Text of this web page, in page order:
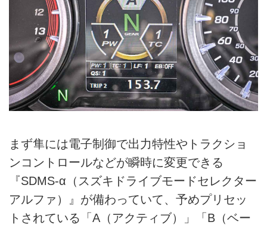
まず隼には電子制御で出力特性やトラクショ
ンコントロールなどが瞬時に変更できる
『SDMS-α（スズキドライブモードセレクター
アルファ）』が備わっていて、予めプリセッ
トされている「A（アクティブ）」「B（ベー